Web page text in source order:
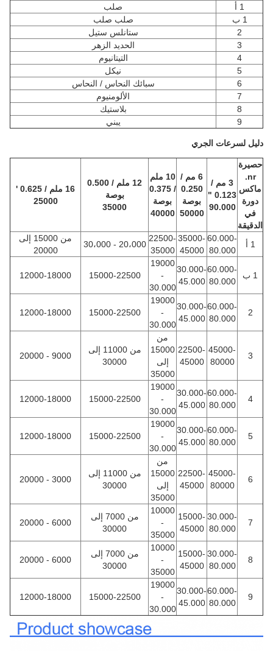
صلب
صلب صلب
ستانلس ستيل
الحديد الزهر
4
التيتانيوم
5
نيكل
سبائك النحاس / النحاس
الألومنيوم
بلاستيك
يبني
دليل لسرعات الجري
حصيرة
nr.
ماكس
دورة
في
الدقيقة
3 مم /
0.123 "
90.000
6 مم /
0.250
بوصة
50000
10 ملم
/ 0.375
بوصة
40000
12 ملم / 0.500
بوصة
35000
16 ملم / 0.625 '
25000
60.000-
80.000
35000-
45000
22500-
35000
20،000 - 30،000
من 15000 إلى
20000
60.000-
80.000
30.000-
45.000
19000
30.000
15000-22500
12000-18000
2
60.000-
80.000
30.000-
45.000
19000
30.000
15000-22500
12000-18000
3
45000-
80000
22500-
45000
من
15000
إلى
35000
من 11000 إلى
30000
9000 - 20000
4
60.000-
80.000
30.000-
45.000
19000
30.000
15000-22500
12000-18000
5
60.000-
80.000
30.000-
45.000
19000
30.000
15000-22500
12000-18000
6
45000-
80000
22500-
45000
من
15000
إلى
35000
من 11000 إلى
30000
3000 - 20000
7
30.000-
80.000
15000-
45000
10000
35000
من 7000 إلى
30000
6000 - 20000
8
30.000-
80.000
15000-
45000
10000
35000
من 7000 إلى
30000
6000 - 20000
9
60.000-
80.000
30.000-
45.000
19000
30.000
15000-22500
12000-18000